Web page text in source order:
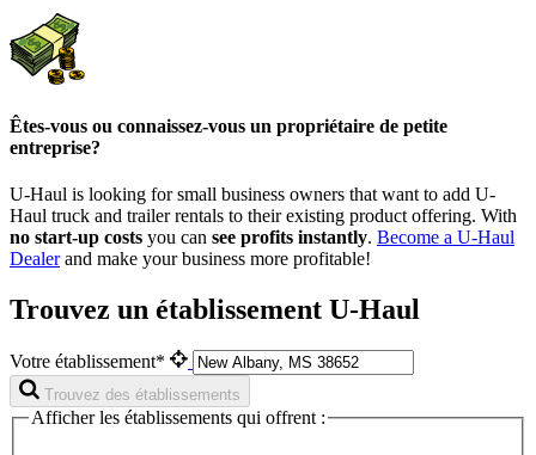
Êtes-vous ou connaissez-vous un propriétaire de petite
entreprise?
U-Haul is looking for small business owners that want to add U-
Haul truck and trailer rentals to their existing product offering. With
no start-up costs you can see profits instantly. Become a U-Haul
Dealerand make your business more profitable!
Trouvez un établissement U-Haul
Votre établissement*
Trouvez des établissements
Afficher les établissements qui offrent :